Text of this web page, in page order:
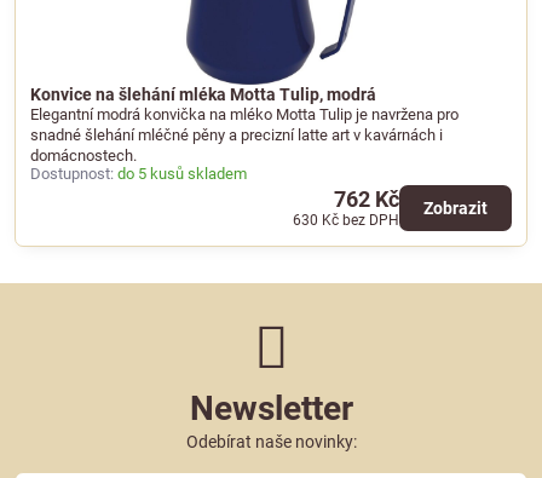
Konvice na šlehání mléka Motta Tulip, modrá
Elegantní modrá konvička na mléko Motta Tulip je navržena pro
snadné šlehání mléčné pěny a precizní latte art v kavárnách i
domácnostech.
Dostupnost: do 5 kusů skladem
762 Kč
630 Kč bez DPH
Zobrazit
Newsletter
Odebírat naše novinky: